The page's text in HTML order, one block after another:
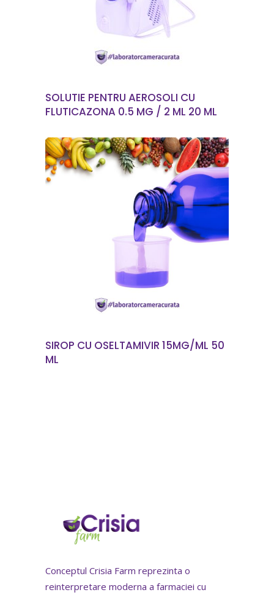
SOLUTIE PENTRU AEROSOLI CU
FLUTICAZONA 0.5 MG / 2 ML 20 ML
CITEȘTE MAI MULT
SIROP CU OSELTAMIVIR 15MG/ML 50
ML
Conceptul Crisia Farm reprezinta o
reinterpretare moderna a farmaciei cu